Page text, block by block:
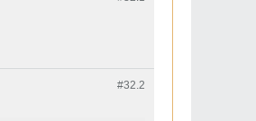
#32.2